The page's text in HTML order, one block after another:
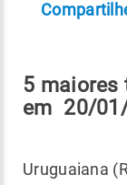
5 maiores
em 20/
Uruguaiana